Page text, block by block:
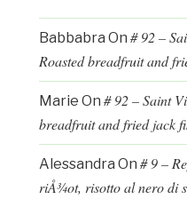
Babbabra On # 92 –
Roasted breadfruit and
Marie On # 92 – Saint
breadfruit and fried jack
Alessandra On # 9 –
riÅ¾ot, risotto al nero di